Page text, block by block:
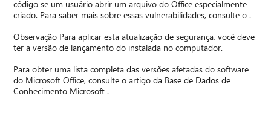
código se um usuário abrir um arquivo do Office especialmente
criado. Para saber mais sobre essas vulnerabilidades, consulte o .
Observação Para aplicar esta atualização de segurança, você deve
ter a versão de lançamento do instalada no computador.
Para obter uma lista completa das versões afetadas do software
do Microsoft Office, consulte o artigo da Base de Dados de
Conhecimento Microsoft .